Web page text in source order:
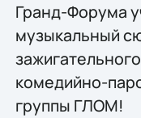
Гранд-Форума
музыкальный
комедийно-
группы ГЛОМ!